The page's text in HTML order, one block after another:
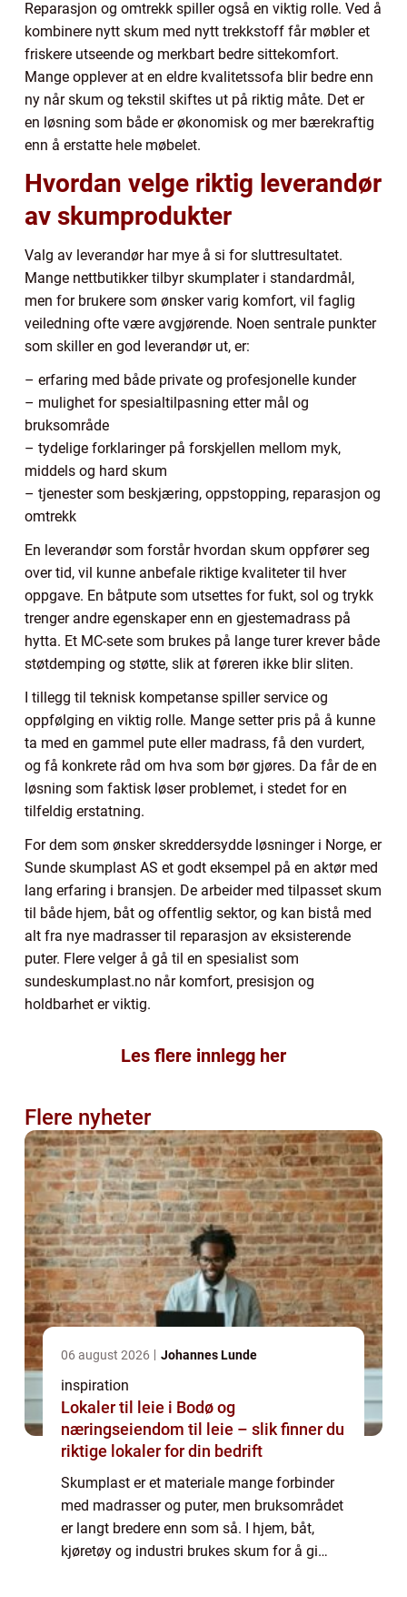
Reparasjon og omtrekk spiller også en viktig rolle. Ved å
kombinere nytt skum med nytt trekkstoff får møbler et
friskere utseende og merkbart bedre sittekomfort.
Mange opplever at en eldre kvalitetssofa blir bedre enn
ny når skum og tekstil skiftes ut på riktig måte. Det er
en løsning som både er økonomisk og mer bærekraftig
enn å erstatte hele møbelet.
Hvordan velge riktig leverandør
av skumprodukter
Valg av leverandør har mye å si for sluttresultatet.
Mange nettbutikker tilbyr skumplater i standardmål,
men for brukere som ønsker varig komfort, vil faglig
veiledning ofte være avgjørende. Noen sentrale punkter
som skiller en god leverandør ut, er:
– erfaring med både private og profesjonelle kunder
– mulighet for spesialtilpasning etter mål og
bruksområde
– tydelige forklaringer på forskjellen mellom myk,
middels og hard skum
– tjenester som beskjæring, oppstopping, reparasjon og
omtrekk
En leverandør som forstår hvordan skum oppfører seg
over tid, vil kunne anbefale riktige kvaliteter til hver
oppgave. En båtpute som utsettes for fukt, sol og trykk
trenger andre egenskaper enn en gjestemadrass på
hytta. Et MC-sete som brukes på lange turer krever både
støtdemping og støtte, slik at føreren ikke blir sliten.
I tillegg til teknisk kompetanse spiller service og
oppfølging en viktig rolle. Mange setter pris på å kunne
ta med en gammel pute eller madrass, få den vurdert,
og få konkrete råd om hva som bør gjøres. Da får de en
løsning som faktisk løser problemet, i stedet for en
tilfeldig erstatning.
For dem som ønsker skreddersydde løsninger i Norge, er
Sunde skumplast AS et godt eksempel på en aktør med
lang erfaring i bransjen. De arbeider med tilpasset skum
til både hjem, båt og offentlig sektor, og kan bistå med
alt fra nye madrasser til reparasjon av eksisterende
puter. Flere velger å gå til en spesialist som
sundeskumplast.no når komfort, presisjon og
holdbarhet er viktig.
Les flere innlegg her
Flere nyheter
06 august 2026 Johannes Lunde
inspiration
Lokaler til leie i Bodø og
næringseiendom til leie – slik finner du
riktige lokaler for din bedrift
Skumplast er et materiale mange forbinder
med madrasser og puter, men bruksområdet
er langt bredere enn som så. I hjem, båt,
kjøretøy og industri brukes skum for å gi